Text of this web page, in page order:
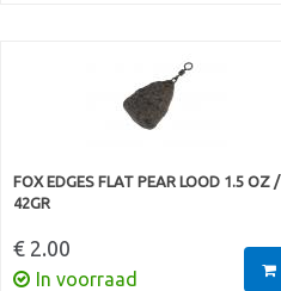
FOX EDGES FLAT PEAR LOOD 1.5 OZ /
42GR
€ 2.00
In voorraad